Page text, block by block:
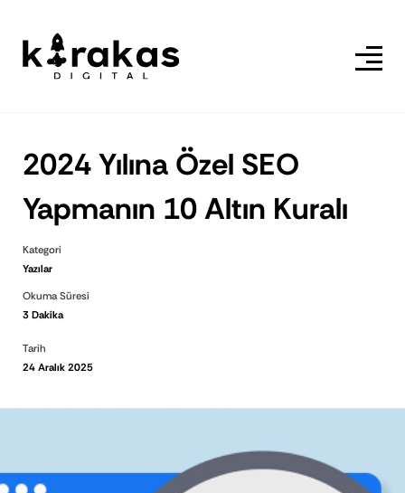
2024 Yılına Özel SEO
Yapmanın 10 Altın Kuralı
Kategori
Yazılar
Okuma Süresi
3 Dakika
Tarih
24 Aralık 2025